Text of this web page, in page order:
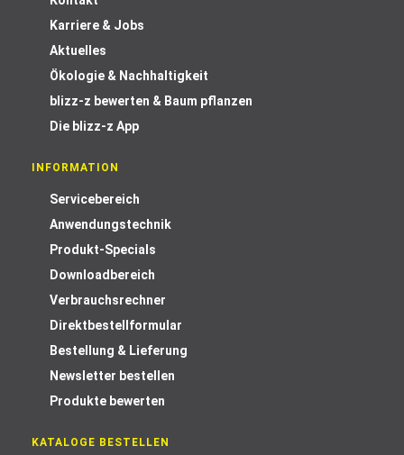
Karriere & Jobs
Aktuelles
Ökologie & Nachhaltigkeit
blizz-z bewerten & Baum pflanzen
Die blizz-z App
INFORMATION
Servicebereich
Anwendungstechnik
Produkt-Specials
Downloadbereich
Verbrauchsrechner
Direktbestellformular
Bestellung & Lieferung
Newsletter bestellen
Produkte bewerten
KATALOGE BESTELLEN